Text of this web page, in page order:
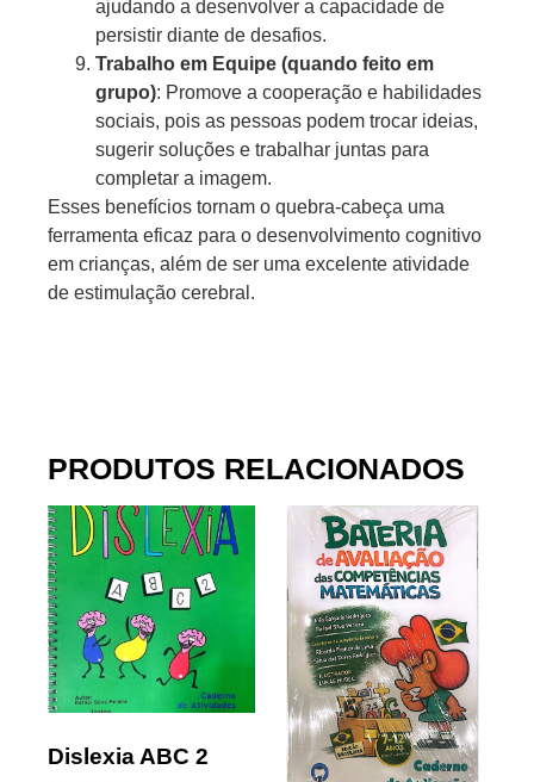
ajudando a desenvolver a capacidade de
persistir diante de desafios.
Trabalho em Equipe (quando feito em
grupo): Promove a cooperação e habilidades
sociais, pois as pessoas podem trocar ideias,
sugerir soluções e trabalhar juntas para
completar a imagem.
Esses benefícios tornam o quebra-cabeça uma
ferramenta eficaz para o desenvolvimento cognitivo
em crianças, além de ser uma excelente atividade
de estimulação cerebral.
PRODUTOS RELACIONADOS
Dislexia ABC 2